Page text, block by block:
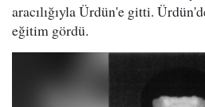
aracılığıyla Ürdün'e gitti.
eğitim gördü.